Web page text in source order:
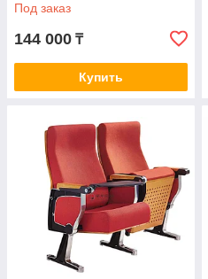
Под заказ
144 000 ₸
Купить